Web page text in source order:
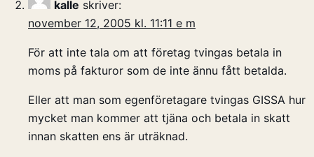
kalle skriver:
november 12, 2005 kl. 11:11 e m
För att inte tala om att företag tvingas betala in
moms på fakturor som de inte ännu fått betalda.
Eller att man som egenföretagare tvingas GISSA hur
mycket man kommer att tjäna och betala in skatt
innan skatten ens är uträknad.